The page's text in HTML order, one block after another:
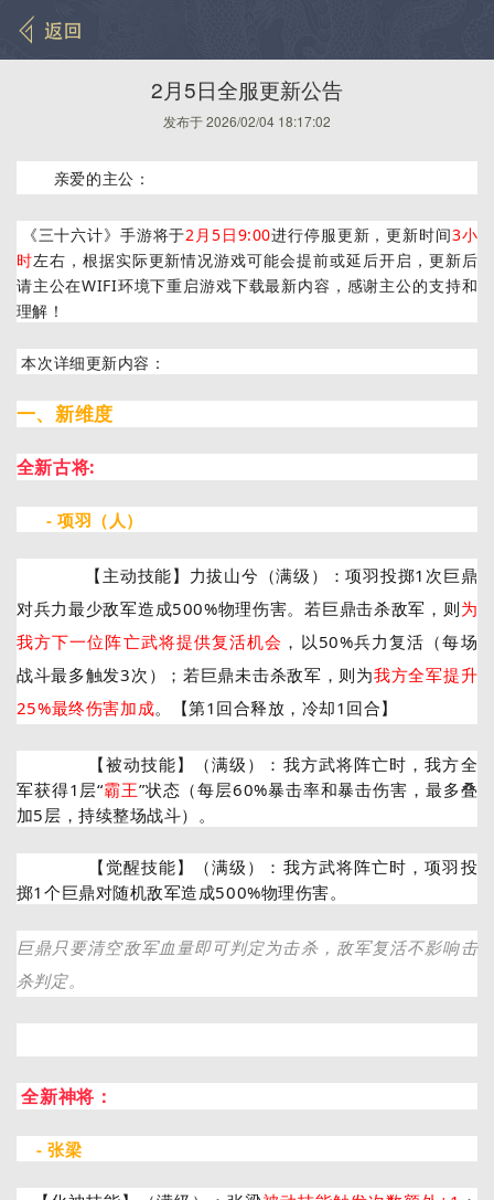
2月5日全服更新公告
发布于 2026/02/04 18:17:02
亲爱的主公：
《三十六计》手游将于2月5日9:00进行停服更新，更新时间3小
时左右，根据实际更新情况游戏可能会提前或延后开启，更新后
请主公在WIFI环境下重启游戏下载最新内容，感谢主公的支持和
理解！
本次详细更新内容：
一、新维度
全新古将:
- 项羽 （人）
【主动技能】力拔山兮 （满级）：项羽投掷1次巨鼎
对兵力最少敌军造成500%物理伤害。若巨鼎击杀敌军，则为
我方下一位阵亡武将提供复活机会 ，以50%兵力复活（每场
战斗最多触发3次）；若巨鼎未击杀敌军，则为我方全军提升
25%最终伤害加成。 【第1回合释放 ，冷却1回合】
【被动技能】（满级）：我方武将阵亡时，我方全
军获得1层“霸王”状态（每层60%暴击率和暴击伤害，最多叠
加5层，持续整场战斗）。
【觉醒技能】（满级）：我方武将阵亡时，项羽投
掷1个巨鼎对随机敌军造成500%物理伤害。
巨鼎只要清空敌军血量即可判定为击杀，敌军复活不影响击
杀判定。
全新神将：
- 张梁